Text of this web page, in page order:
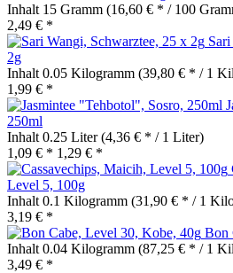
Inhalt 15 Gramm (16,60 € * / 100
2,49 € *
2g
Inhalt 0.05 Kilogramm (39,80 € * / 1
1,99 € *
250ml
Inhalt 0.25 Liter(4,36 € * / 1 Liter)
1,09 € * 1,29 € *
Level 5, 100g
Inhalt 0.1 Kilogramm (31,90 € * / 1
3,19 € *
Bon
Inhalt 0.04 Kilogramm (87,25 € * / 1
3,49 € *